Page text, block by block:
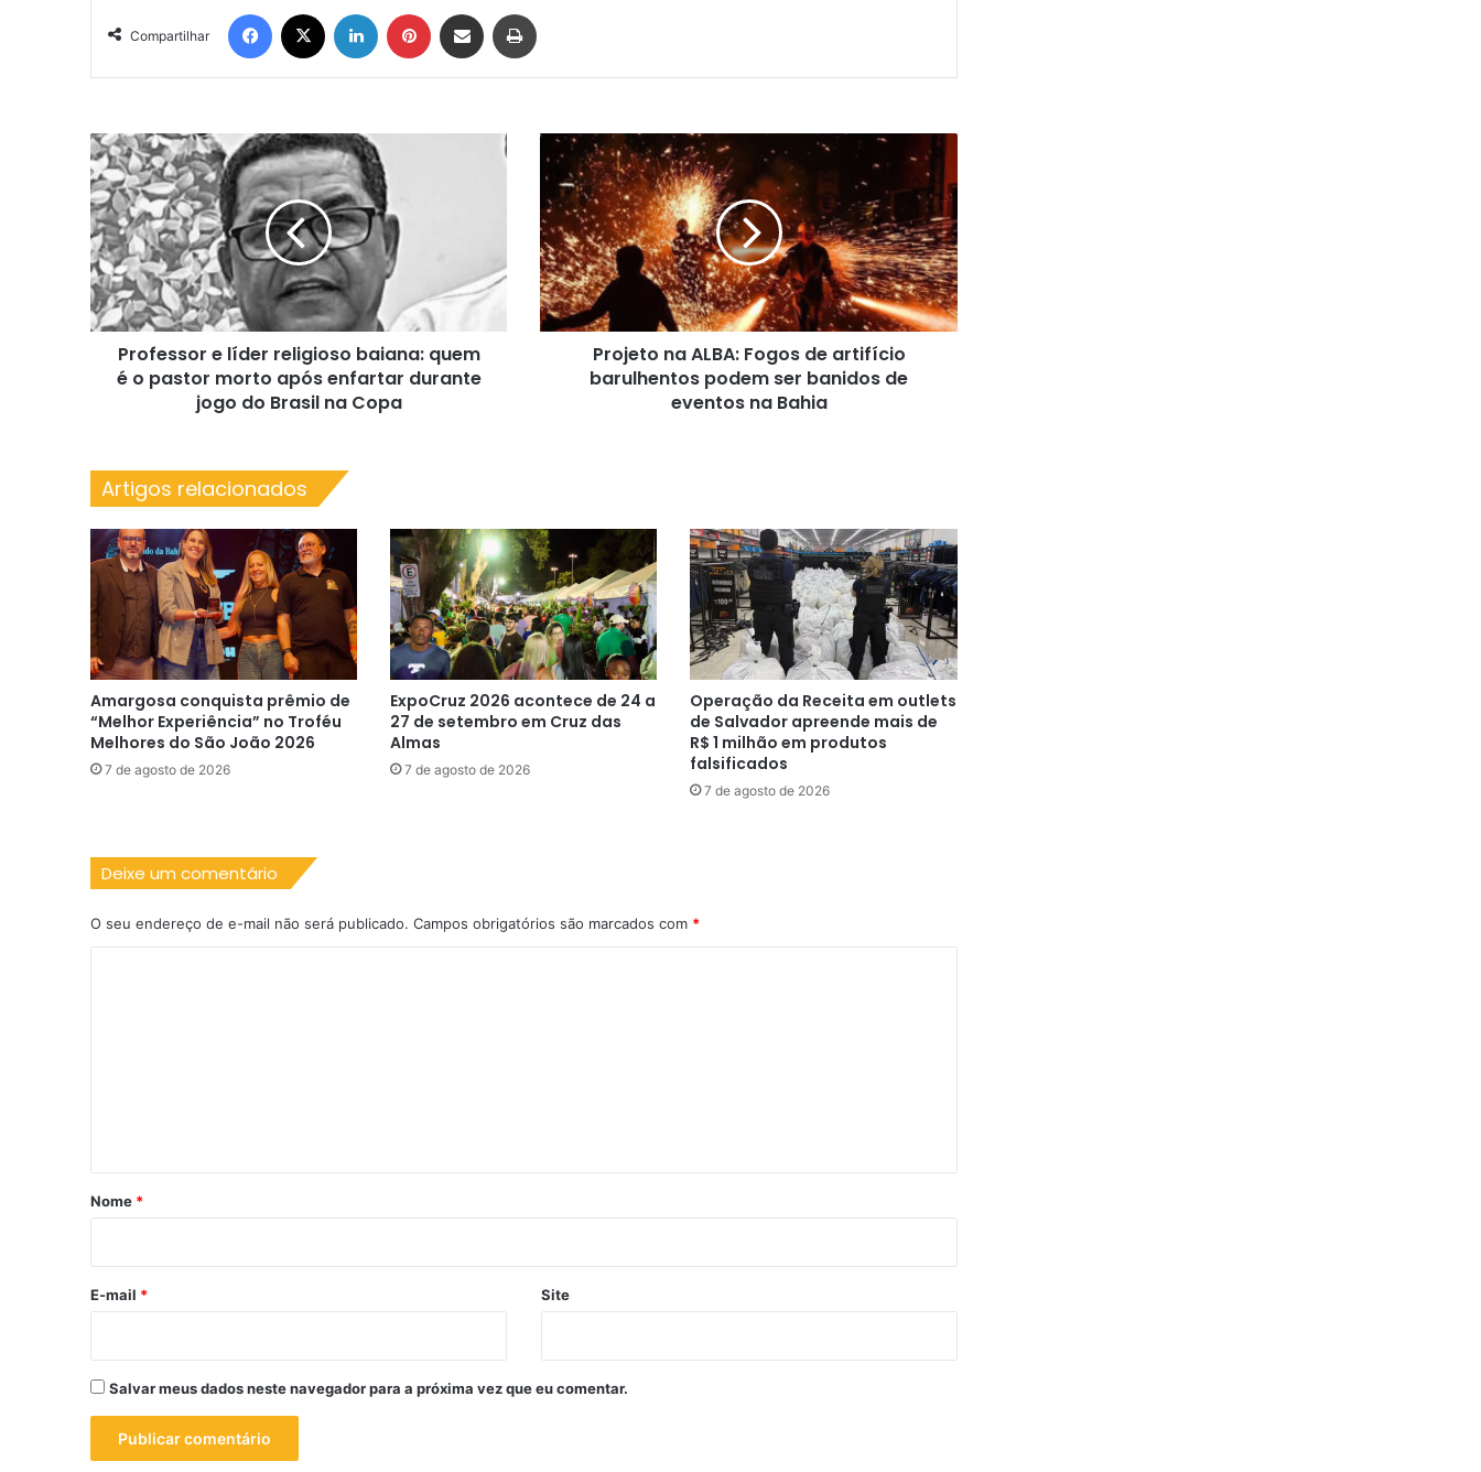
Compartilhar
Facebook Linkedin Pinterest Compartilhar via e-mail
Professor
e
líder
religioso
baiana:
quem
é
o
pastor
morto
após
do
Brasil
Copa
Professor e líder religioso baiana: quem
é o pastor morto após enfartar durante
jogo do Brasil na Copa
Projeto
na
ALBA:
Fogos
de
artifício
barulhentos
podem
ser
Projeto na ALBA: Fogos de artifício
barulhentos podem ser banidos de
eventos na Bahia
Artigos relacionados
Amargosa conquista prêmio de
“Melhor Experiência” no Troféu
Melhores do São João 2026
7 de agosto de 2026
ExpoCruz 2026 acontece de 24 a
27 de setembro em Cruz das
Almas
7 de agosto de 2026
Operação da Receita em outlets
de Salvador apreende mais de
R$ 1 milhão em produtos
falsificados
7 de agosto de 2026
Deixe um comentário
O seu endereço de e-mail não será publicado. Campos obrigatórios são marcados com *
r
*
Nome *
E-mail * Site
Salvar meus dados neste navegador para a próxima vez que eu comentar.